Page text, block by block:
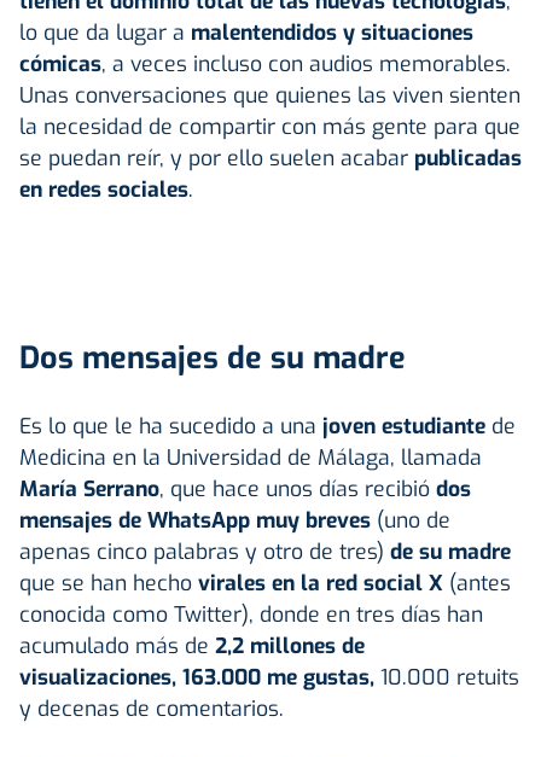
lo que da lugar a malentendidos y situaciones
cómicas, a veces incluso con audios memorables.
Unas conversaciones que quienes las viven sienten
la necesidad de compartir con más gente para que
se puedan reír, y por ello suelen acabar publicadas
en redes sociales.
Dos mensajes de su madre
Es lo que le ha sucedido a una joven estudiante de
Medicina en la Universidad de Málaga, llamada
María Serrano, que hace unos días recibió dos
mensajes de WhatsApp muy breves (uno de
apenas cinco palabras y otro de tres) de su madre
que se han hecho virales en la red social X (antes
conocida como Twitter), donde en tres días han
acumulado más de 2,2 millones de
visualizaciones, 163.000 me gustas, 10.000 retuits
y decenas de comentarios.